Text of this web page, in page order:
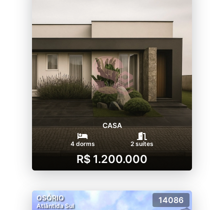
CASA
4 dorms 2 suítes
R$ 1.200.000
OSÓRIO
Atlântida Sul
14086